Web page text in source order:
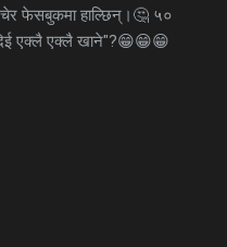
फेसबुकमा हाल्छिन्।🤔 ५०
एक्लै एक्लै खाने"?😁😁😁